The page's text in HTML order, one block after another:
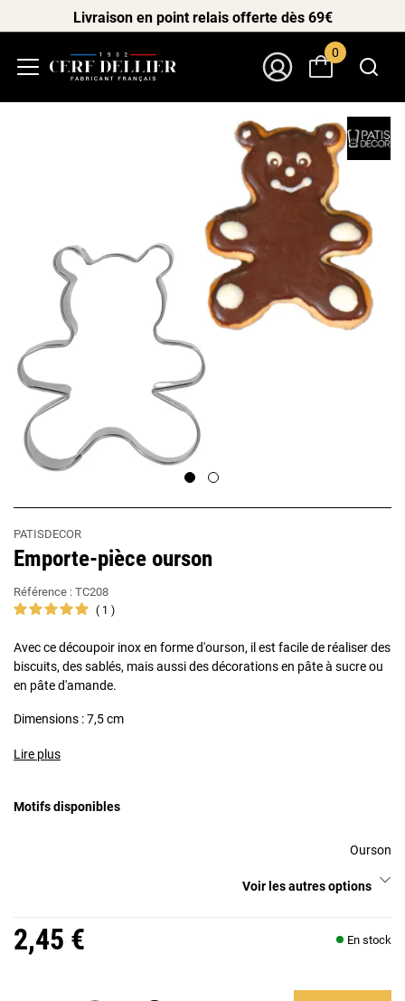
Livraison en point relais offerte dès 69€
0
PATISDECOR
Emporte-pièce ourson
Référence : TC208
1
Avec ce découpoir inox en forme d'ourson, il est facile de réaliser des
biscuits, des sablés, mais aussi des décorations en pâte à sucre ou
en pâte d'amande.
Dimensions : 7,5 cm
Lire plus
Motifs disponibles
Ourson
Voir les autres options
2,45 € En stock